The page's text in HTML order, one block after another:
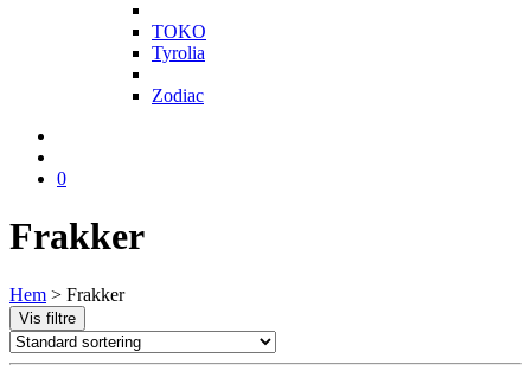
TOKO
Tyrolia
Zodiac
0
Frakker
Hem > Frakker
Vis filtre